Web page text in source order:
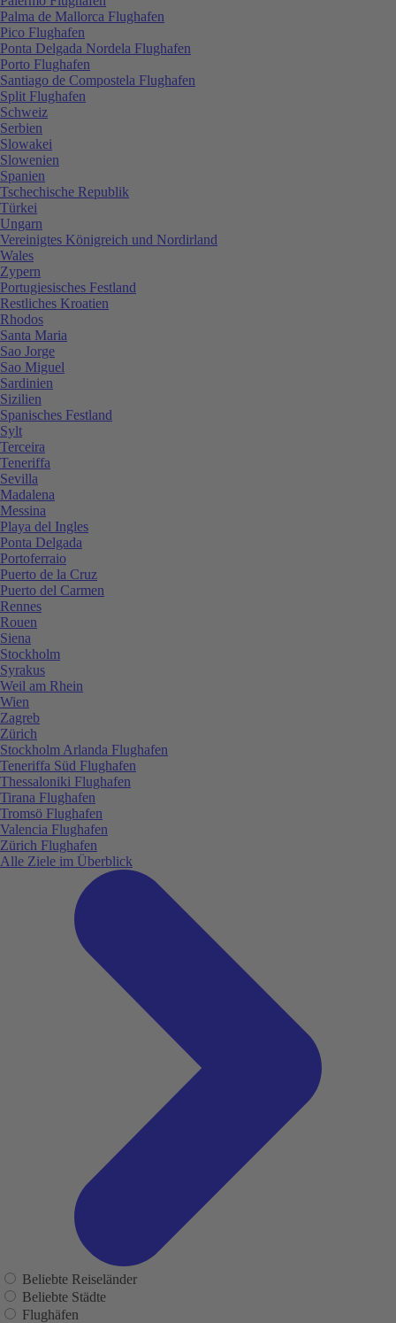
Palma de Mallorca Flughafen
Pico Flughafen
Ponta Delgada Nordela Flughafen
Porto Flughafen
Santiago de Compostela Flughafen
Split Flughafen
Schweiz
Serbien
Slowakei
Slowenien
Spanien
Tschechische Republik
Türkei
Ungarn
Vereinigtes Königreich und Nordirland
Wales
Zypern
Portugiesisches Festland
Restliches Kroatien
Rhodos
Santa Maria
Sao Jorge
Sao Miguel
Sardinien
Sizilien
Spanisches Festland
Sylt
Terceira
Teneriffa
Sevilla
Madalena
Messina
Playa del Ingles
Ponta Delgada
Portoferraio
Puerto de la Cruz
Puerto del Carmen
Rennes
Rouen
Siena
Stockholm
Syrakus
Weil am Rhein
Wien
Zagreb
Zürich
Stockholm Arlanda Flughafen
Teneriffa Süd Flughafen
Thessaloniki Flughafen
Tirana Flughafen
Tromsö Flughafen
Valencia Flughafen
Zürich Flughafen
Alle Ziele im Überblick
Beliebte Reiseländer
Beliebte Städte
Flughäfen